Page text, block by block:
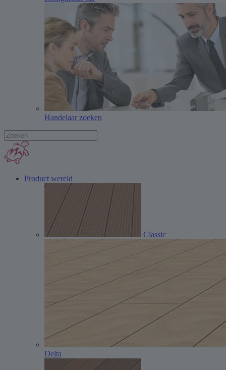
Handelaar zoeken
Product wereld
Classic
Delta